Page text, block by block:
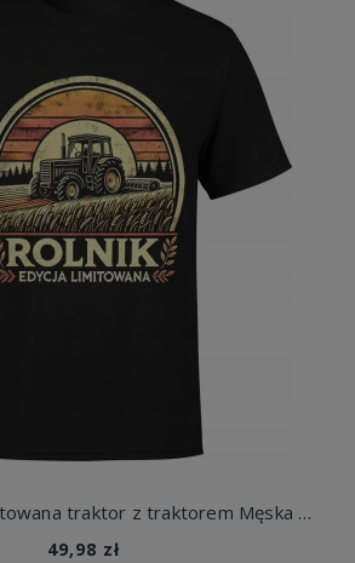
Rolnik edycja limitowana traktor z traktorem Męska koszulka
49,98 zł